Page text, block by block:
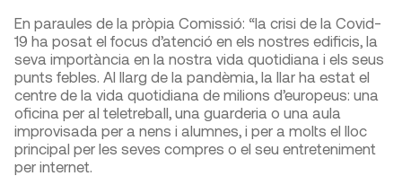
En paraules de la pròpia Comissió: “la crisi de la Covid-
19 ha posat el focus d’atenció en els nostres edificis, la
seva importància en la nostra vida quotidiana i els seus
punts febles. Al llarg de la pandèmia, la llar ha estat el
centre de la vida quotidiana de milions d’europeus: una
oficina per al teletreball, una guarderia o una aula
improvisada per a nens i alumnes, i per a molts el lloc
principal per les seves compres o el seu entreteniment
per internet.